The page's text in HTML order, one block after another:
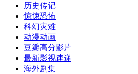
历史传记
惊悚恐怖
科幻灾难
动漫动画
豆瓣高分影片
最新影视速递
海外剧集